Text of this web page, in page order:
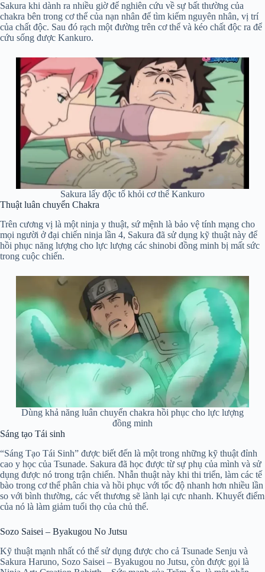
Sakura khi dành ra nhiều giờ để nghiên cứu về sự bất thường của
chakra bên trong cơ thể của nạn nhân để tìm kiếm nguyên nhân, vị trí
của chất độc. Sau đó rạch một đường trên cơ thể và kéo chất độc ra để
cứu sống được Kankuro.
Sakura lấy độc tố khỏi cơ thể Kankuro
Thuật luân chuyển Chakra
Trên cương vị là một ninja y thuật, sứ mệnh là bảo vệ tính mạng cho
mọi người ở đại chiến ninja lần 4, Sakura đã sử dụng kỹ thuật này để
hồi phục năng lượng cho lực lượng các shinobi đồng minh bị mất sức
trong cuộc chiến.
Dùng khả năng luân chuyển chakra hồi phục cho lực lượng
đồng minh
Sáng tạo Tái sinh
“Sáng Tạo Tái Sinh” được biết đến là một trong những kỹ thuật đỉnh
cao y học của Tsunade. Sakura đã học được từ sự phụ của mình và sử
dụng được nó trong trận chiến. Nhẫn thuật này khi thi triển, làm các tế
bào trong cơ thể phân chia và hồi phục với tốc độ nhanh hơn nhiều lần
so với bình thường, các vết thương sẽ lành lại cực nhanh. Khuyết điểm
của nó là làm giảm tuổi thọ của chủ thể.
Sozo Saisei – Byakugou No Jutsu
Kỹ thuật mạnh nhất có thể sử dụng được cho cả Tsunade Senju và
Sakura Haruno, Sozo Saisei – Byakugou no Jutsu, còn được gọi là